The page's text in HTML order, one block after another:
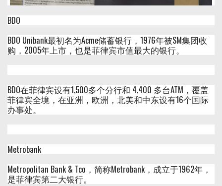
BDO
BDO Unibank最初名为Acme储蓄银行，1976年被SM集团收
购，2005年上市，也是菲律宾市值最大的银行。
BDO在菲律宾设有1,500多个分行和 4,400 多台ATM，覆盖
菲律宾全境，在亚洲，欧洲，北美和中东设有16个国际
办事处。
Metrobank
Metropolitan Bank & Tco，简称Metrobank，成立于1962年，
是菲律宾第二大银行。